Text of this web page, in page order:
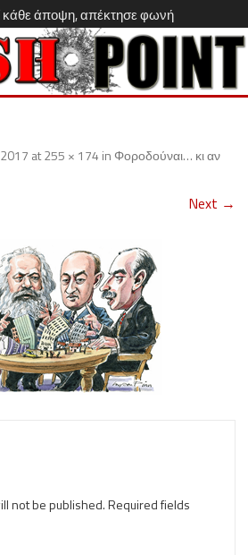
κάθε άποψη, απέκτησε φωνή
Skip
at255 × 174 in Φοροδούναι… κι αν
Next →
not be published.Required fields